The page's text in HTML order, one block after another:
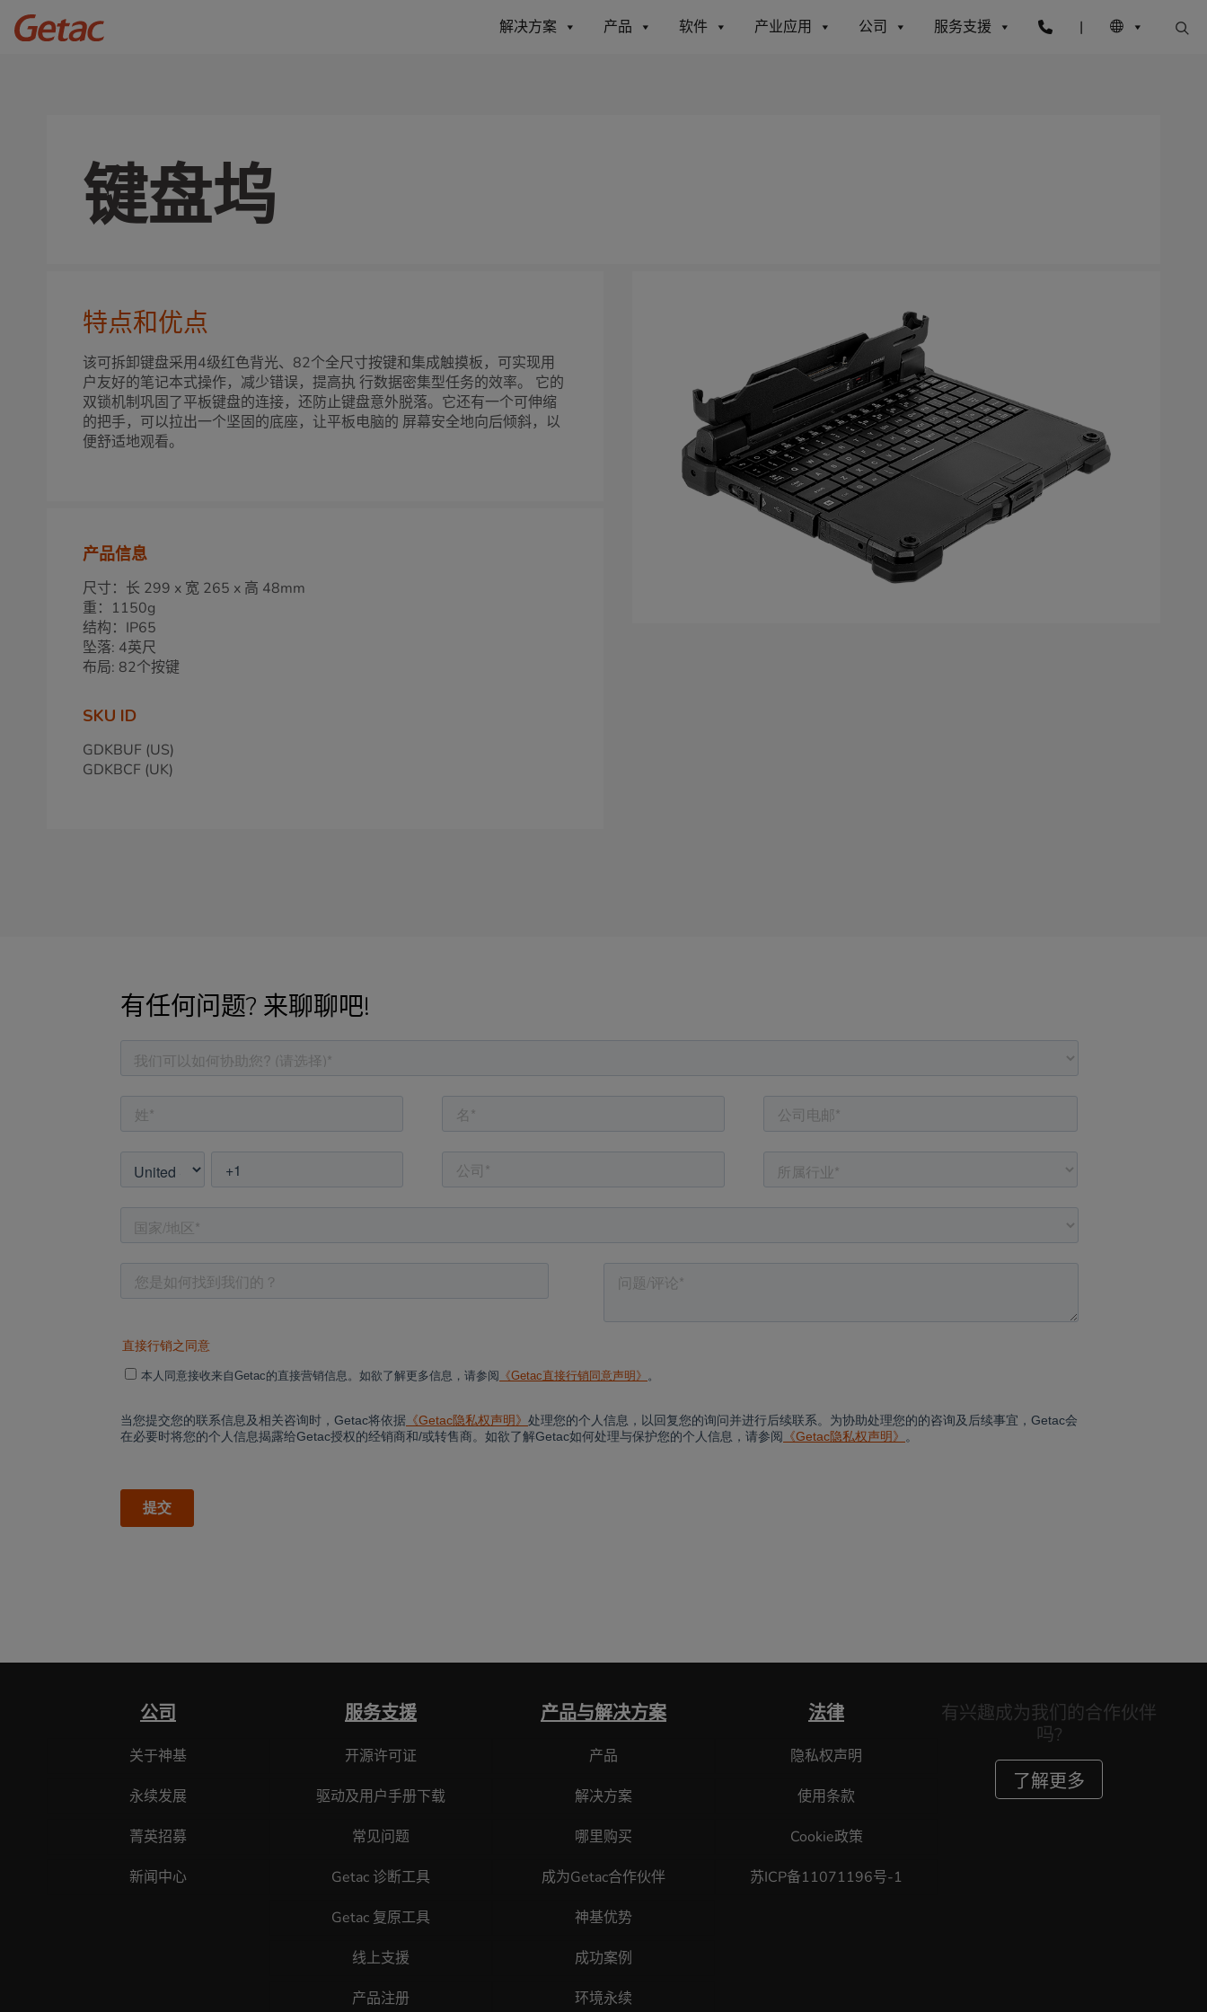
解决方案 产品 软件 产业应用 公司 服务支援 |
键盘坞
特点和优点
该可拆卸键盘采用4级红色背光、82个全尺寸按键和集成触摸板，可实现用
户友好的笔记本式操作，减少错误，提高执 行数据密集型任务的效率。 它的
双锁机制巩固了平板键盘的连接，还防止键盘意外脱落。它还有一个可伸缩
的把手，可以拉出一个坚固的底座，让平板电脑的 屏幕安全地向后倾斜，以
便舒适地观看。
产品信息
尺寸：长 299 x 宽 265 x 高 48mm
重：1150g
结构：IP65
坠落: 4英尺
布局: 82个按键
SKU ID
GDKBUF (US)
GDKBCF (UK)
有任何问题? 来聊聊吧!
公司
关于神基
永续发展
菁英招募
新闻中心
服务支援
开源许可证
驱动及用户手册下载
常见问题
Getac 诊断工具
Getac 复原工具
线上支援
产品注册
产品与解决方案
产品
解决方案
哪里购买
成为Getac合作伙伴
神基优势
成功案例
环境永续
法律
隐私权声明
使用条款
Cookie政策
苏ICP备11071196号-1
有兴趣成为我们的合作伙伴
吗?
了解更多